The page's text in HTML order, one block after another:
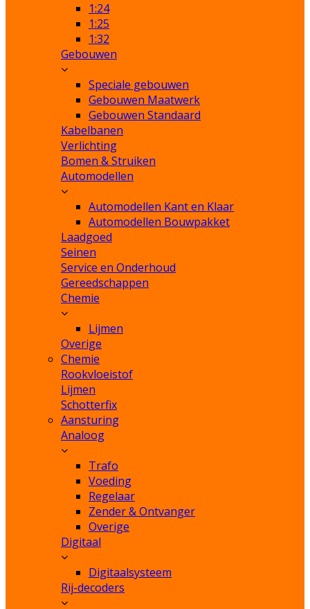
1:24
1:25
1:32
Gebouwen
Speciale gebouwen
Gebouwen Maatwerk
Gebouwen Standaard
Kabelbanen
Verlichting
Bomen & Struiken
Automodellen
Automodellen Kant en Klaar
Automodellen Bouwpakket
Laadgoed
Seinen
Service en Onderhoud
Gereedschappen
Chemie
Lijmen
Overige
Chemie
Rookvloeistof
Lijmen
Schotterfix
Aansturing
Analoog
Trafo
Voeding
Regelaar
Zender & Ontvanger
Overige
Digitaal
Digitaalsysteem
Rij-decoders